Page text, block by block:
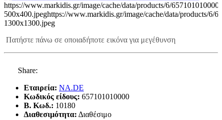
https://www.markidis.gr/image/cache/data/products/6/657101010000-
500x400.jpeghttps://www.markidis.gr/image/cache/data/products/6/
1300x1300.jpeg
Πατήστε πάνω σε οποιαδήποτε εικόνα για μεγέθυνση
Share:
Εταιρεία: NA.DE
Κωδικός είδους: 657101010000
B. Κωδ.: 10180
Διαθεσιμότητα: Διαθέσιμο